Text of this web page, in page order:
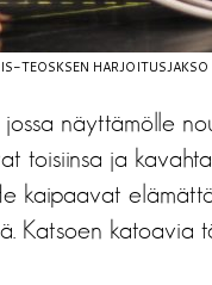
TEOSKSEN
jossa näyttämölle
toisiinsa ja
kaipaavat
Katsoen